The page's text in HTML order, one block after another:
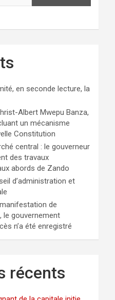
en seconde lecture, la
Albert Mwepu Banza,
un mécanisme
Constitution
central : le gouverneur
des travaux
abords de Zando
d’administration et
de
le gouvernement
n’a été enregistré
récents